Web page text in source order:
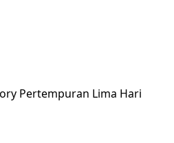
Pertempuran Lima Hari